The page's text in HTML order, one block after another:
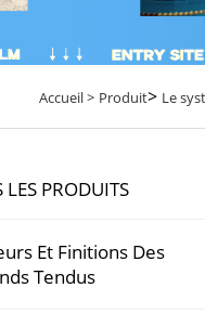
Accueil > Produit> Le
LES PRODUITS
Et Finitions Des
Tendus